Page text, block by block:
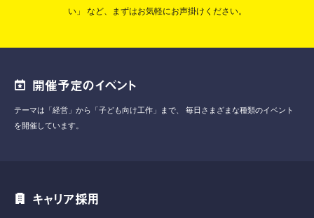
い」
など、まずはお気軽にお声掛けください。
開催予定のイベント
テーマは「経営」から「子ども向け工作」まで、
毎日さまざまな種類のイベント
を開催しています。
キャリア採用